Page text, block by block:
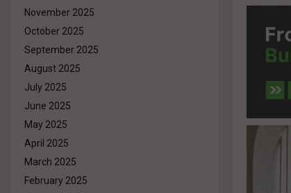
November 2025
October 2025
September 2025
August 2025
July 2025
June 2025
May 2025
April 2025
March 2025
February 2025